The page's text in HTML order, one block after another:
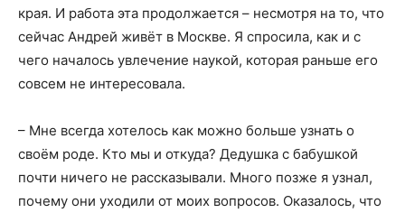
края. И работа эта продолжается – несмотря на то, что
сейчас Андрей живёт в Москве. Я спросила, как и с
чего началось увлечение наукой, которая раньше его
совсем не интересовала.
– Мне всегда хотелось как можно больше узнать о
своём роде. Кто мы и откуда? Дедушка с бабушкой
почти ничего не рассказывали. Много позже я узнал,
почему они уходили от моих вопросов. Оказалось, что